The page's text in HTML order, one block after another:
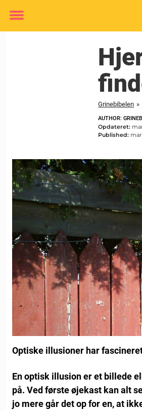
Toggle
Grinebibelen »
AUTHOR:
Opdateret:
Published: mar
Optiske illusioner har
En optisk illusion er et billede
på. Ved første øjekast kan alt
jo mere går det op for en, at